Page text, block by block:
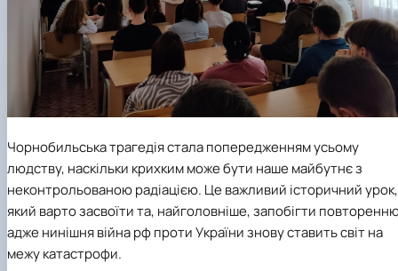
Чорнобильська трагедія стала попередженням усьому
людству, наскільки крихким може бути наше майбутнє з
неконтрольованою радіацією. Це важливий історичний урок,
який варто засвоїти та, найголовніше, запобігти
адже нинішня війна рф проти України знову ставить світ на
межу катастрофи.